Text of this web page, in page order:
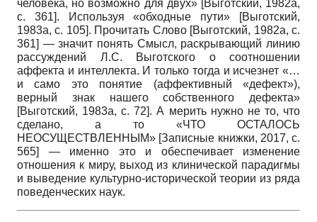
человека, но возможно для двух» [Выготский, 1982а,
с. 361]. Используя «обходные пути» [Выготский,
1983а, с. 105]. Прочитать Слово [Выготский, 1982а, с.
361] — значит понять Смысл, раскрывающий линию
рассуждений Л.С. Выготского о соотношении
аффекта и интеллекта. И только тогда и исчезнет «…
и само это понятие (аффективный «дефект»),
верный знак нашего собственного дефекта»
[Выготский, 1983а, с. 72]. А мерить нужно не то, что
сделано, а то «ЧТО ОСТАЛОСЬ
НЕОСУЩЕСТВЛЕННЫМ» [Записные книжки, 2017, c.
565]
— именно это и обеспечивает изменение
отношения к миру, выход из клинической парадигмы
и выведение культурно-исторической теории из ряда
поведенческих наук.